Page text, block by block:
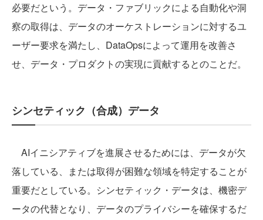
必要だという。データ・ファブリックによる自動化や洞
察の取得は、データのオーケストレーションに対するユ
ーザー要求を満たし、DataOpsによって運用を改善さ
せ、データ・プロダクトの実現に貢献するとのことだ。
シンセティック（合成）データ
AIイニシアティブを進展させるためには、データが欠
落している、または取得が困難な領域を特定することが
重要だとしている。シンセティック・データは、機密デ
ータの代替となり、データのプライバシーを確保するだ